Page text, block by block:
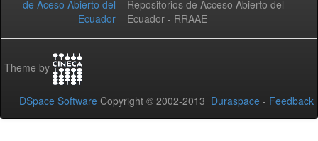
Repositorios de Acceso Abierto del
Ecuador - RRAAE
Theme by
DSpace Software Copyright © 2002-2013 Duraspace - Feedback